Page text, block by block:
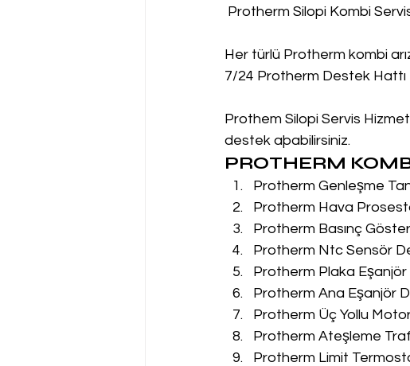
Protherm Silopi Kombi
Her türlü Protherm kombi
7/24 Protherm Destek Hattı
Prothem Silopi Servis
destek aþabilirsiniz.
PROTHERM
Protherm Genleşme
Protherm Hava
Protherm Basınç
Protherm Ntc Sensör
Protherm Plaka Eşanjör
Protherm Ana Eşanjör
Protherm Üç Yollu
Protherm Ateşleme
Protherm Limit